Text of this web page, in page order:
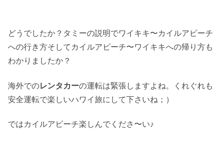
どうでしたか？タミーの説明でワイキキ〜カイルアビーチ
への行き方そしてカイルアビーチ〜ワイキキへの帰り方も
わかりましたか？
海外でのレンタカーの運転は緊張しますよね。くれぐれも
安全運転で楽しいハワイ旅にして下さいね；）
ではカイルアビーチ楽しんでくださ〜い♪